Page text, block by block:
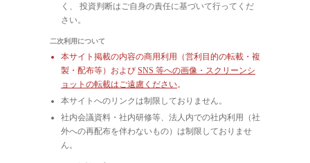
く、 投資判断はご自身の責任に基づいて行ってくだ
さい。
二次利用について
本サイト掲載の内容の商用利用（営利目的の転載・複
製・配布等）および SNS 等への画像・スクリーンシ
ョットの転載はご遠慮ください。
本サイトへのリンクは制限しておりません。
社内会議資料・社内研修等、法人内での社内利用（社
外への再配布を伴わないもの）は制限しておりませ
ん。